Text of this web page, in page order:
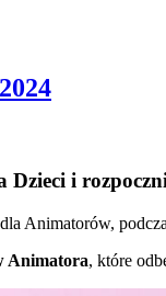
i
Animatorów,
Animatora, które